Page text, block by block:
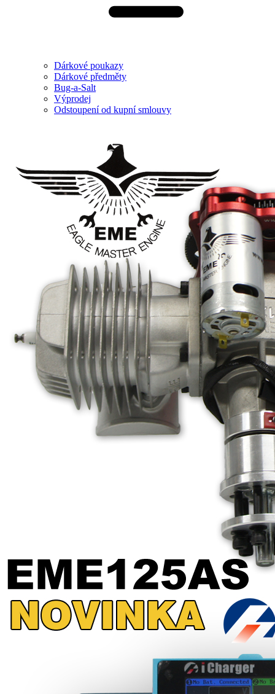
Dárkové poukazy
Dárkové předměty
Bug-a-Salt
Výprodej
Odstoupení od kupní smlouvy